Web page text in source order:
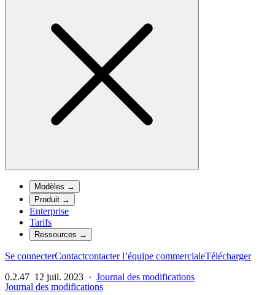
Modèles →
Produit →
Enterprise
Tarifs
Ressources →
Se connecterContactcontacter l’équipe commercialeTélécharger
0.2.47 12 juil. 2023 · Journal des modifications
Journal des modifications